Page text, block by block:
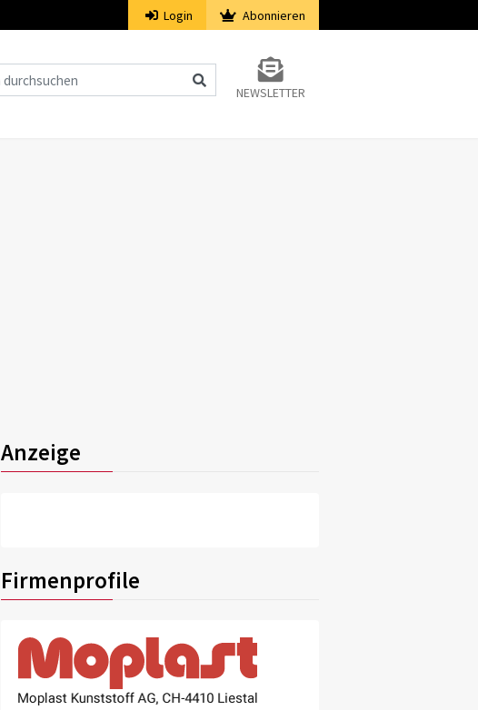
Login Abonnieren
NEWSLETTER
Anzeige
Firmenprofile